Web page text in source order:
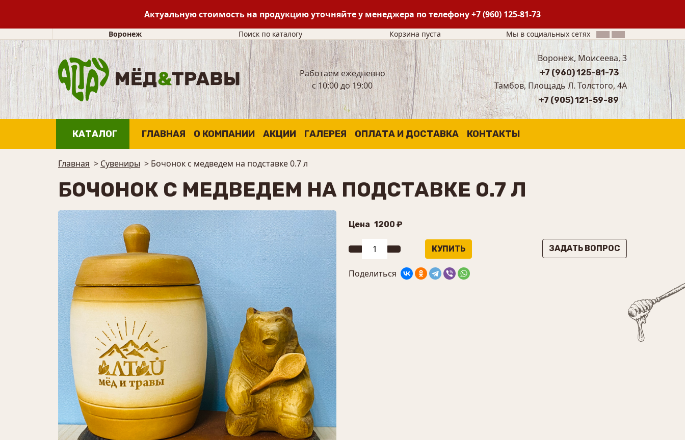
Актуальную стоимость на продукцию уточняйте у менеджера по телефону+7 (960) 125-81-73
Воронеж Поиск по каталогу Корзина пуста Мы в социальных сетях
Работаем ежедневно
с 10:00 до 19:00
Воронеж, Моисеева, 3
+7 (960) 125-81-73
Тамбов, Площадь Л. Толстого, 4А
+7 (905) 121-59-89
КАТАЛОГ ГЛАВНАЯ О КОМПАНИИ АКЦИИ ГАЛЕРЕЯ ОПЛАТА И ДОСТАВКА КОНТАКТЫ
Главная > Сувениры > Бочонок с медведем на подставке 0.7 л
БОЧОНОК С МЕДВЕДЕМ НА ПОДСТАВКЕ 0.7 Л
Цена 1200 ₽
ЗАДАТЬ ВОПРОС
Поделиться